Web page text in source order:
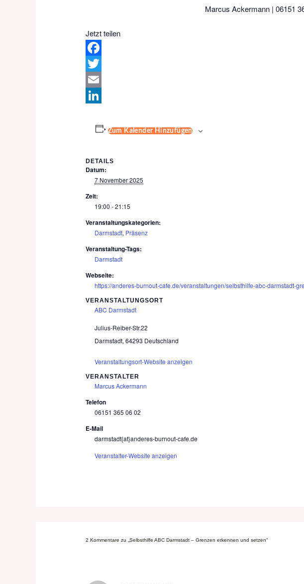
Marcus Ackermann | 06151
Jetzt teilen
Facebook
Twitter
Email
Zum Kalender Hinzufügen
DETAILS
Datum:
7 November 2025
Zeit:
19:00 - 21:15
Veranstaltungskategorien:
Darmstadt, Präsenz
Veranstaltung-Tags:
Darmstadt
Webseite:
https://anderes-burnout-cafe.de/veranstaltungen/selbsthilfe-abc-darmstadt-
VERANSTALTUNGSORT
ABC Darmstadt
Julius-Reiber-Str.22
Darmstadt, 64293 Deutschland
Veranstaltungsort-Website anzeigen
VERANSTALTER
Marcus Ackermann
Telefon
06151 365 06 02
E-Mail
darmstadt{at}anderes-burnout-cafe.de
Veranstalter-Website anzeigen
2 Kommentare zu „Selbsthilfe ABC Darmstadt – Grenzen erkennen und setzen“